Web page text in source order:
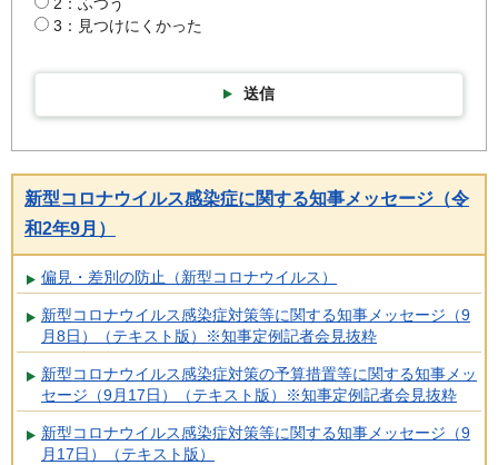
3：見つけにくかった
送信
新型コロナウイルス感染症に関する知事メッセージ（令
和2年9月）
偏見・差別の防止（新型コロナウイルス）
新型コロナウイルス感染症対策等に関する知事メッセージ（9
月8日）（テキスト版）※知事定例記者会見抜粋
新型コロナウイルス感染症対策の予算措置等に関する知事メッ
セージ（9月17日）（テキスト版）※知事定例記者会見抜粋
新型コロナウイルス感染症対策等に関する知事メッセージ（9
月17日）（テキスト版）